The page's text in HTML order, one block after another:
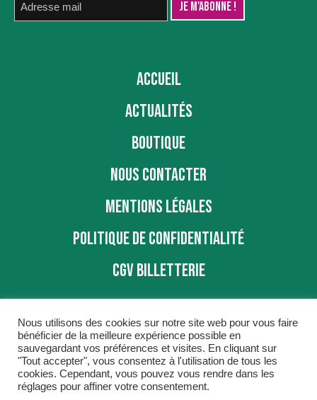
ACCUEIL
ACTUALITÉS
BOUTIQUE
NOUS CONTACTER
MENTIONS LÉGALES
POLITIQUE DE CONFIDENTIALITÉ
CGV BILLETTERIE
BBD © 2016
Nous utilisons des cookies sur notre site web pour vous faire
bénéficier de la meilleure expérience possible en
sauvegardant vos préférences et visites. En cliquant sur
"Tout accepter", vous consentez à l'utilisation de tous les
cookies. Cependant, vous pouvez vous rendre dans les
réglages pour affiner votre consentement.